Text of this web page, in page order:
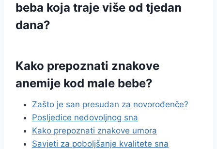
beba koja traje više od tjedan
dana?
Kako prepoznati znakove
anemije kod male bebe?
Zašto je san presudan za novorođenče?
Posljedice nedovoljnog sna
Kako prepoznati znakove umora
Savjeti za poboljšanje kvalitete sna